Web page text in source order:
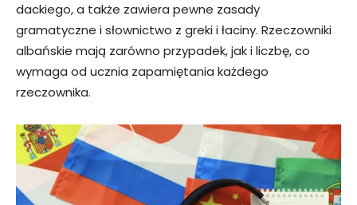
dackiego, a także zawiera pewne zasady
gramatyczne i słownictwo z greki i łaciny. Rzeczowniki
albańskie mają zarówno przypadek, jak i liczbę, co
wymaga od ucznia zapamiętania każdego
rzeczownika.